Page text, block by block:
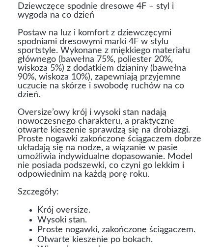
Dziewczęce spodnie dresowe 4F – styl i
wygoda na co dzień
Postaw na luz i komfort z dziewczęcymi
spodniami dresowymi marki 4F w stylu
sportstyle. Wykonane z miękkiego materiału
głównego (bawełna 75%, poliester 20%,
wiskoza 5%) z dodatkiem dzianiny (bawełna
90%, wiskoza 10%), zapewniają przyjemne
uczucie na skórze i swobodę ruchów na co
dzień.
Oversize’owy krój i wysoki stan nadają
nowoczesnego charakteru, a praktyczne
otwarte kieszenie sprawdzą się na drobiazgi.
Proste nogawki zakończone ściągaczem dobrze
układają się na nodze, a wiązanie w pasie
umożliwia indywidualne dopasowanie. Model
nie posiada podszewki, co czyni go lekkim i
odpowiednim na każdą porę roku.
Szczegóły:
Krój oversize.
Wysoki stan.
Proste nogawki, zakończone ściągaczem.
Otwarte kieszenie po bokach.